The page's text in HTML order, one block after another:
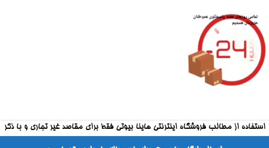
استفاده از مطالب فروشگاه اینترنتی هاینا بیوتی فقط برای مقاصد غیر تجاری و با ذکر